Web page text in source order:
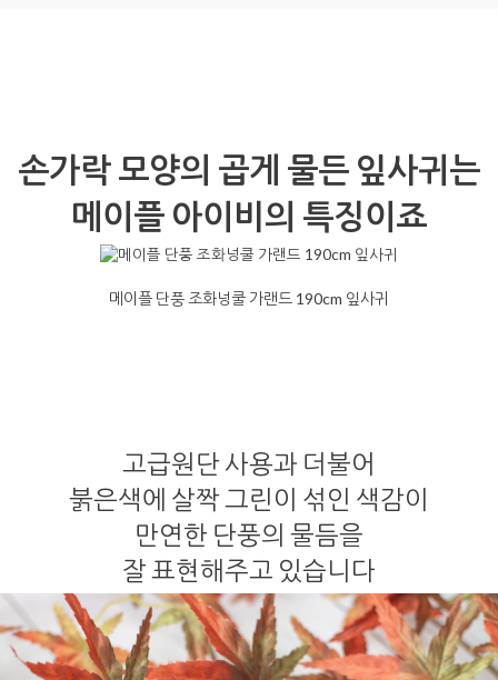
손가락 모양의 곱게 물든 잎사귀는
메이플 아이비의 특징이죠
메이플 단풍 조화넝쿨 가랜드 190cm 잎사귀
고급원단 사용과 더불어
붉은색에 살짝 그린이 섞인 색감이
만연한 단풍의 물듬을
잘 표현해주고 있습니다